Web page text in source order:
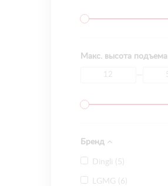
Макс. высота подъема
Бренд
Dingli ( 5)
LGMG (6)